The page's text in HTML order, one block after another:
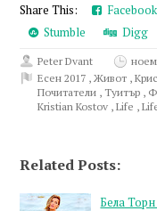
Share This: Facebook
Stumble
Digg
Peter Dvant
Есен 2017 ,Живот ,
Почитатели ,Туитър ,
Kristian Kostov ,Life ,
Related Posts:
Бела